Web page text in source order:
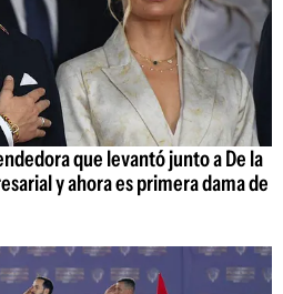
que levantó junto a De la
y ahora es primera dama de